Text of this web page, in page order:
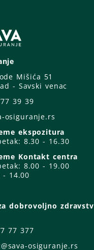
Mišića 51
- Savski venac
39 39
osiguranje.rs
ekspozitura
8.30 - 16.30
Kontakt centra
8.00 - 19.00
- 14.00
dobrovoljno
77 377
osiguranje.rs